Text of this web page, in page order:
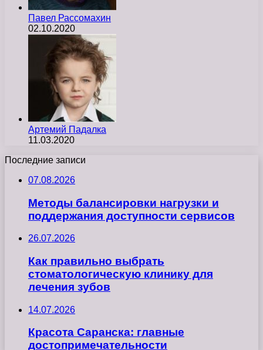
Павел Рассомахин
02.10.2020
Артемий Падалка
11.03.2020
Последние записи
07.08.2026
Методы балансировки нагрузки и
поддержания доступности сервисов
26.07.2026
Как правильно выбрать
стоматологическую клинику для
лечения зубов
14.07.2026
Красота Саранска: главные
достопримечательности